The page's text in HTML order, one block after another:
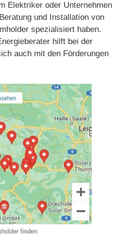
Elektriker oder Unternehmen
und Installation von
spezialisiert haben.
hilft bei der
auch mit den Förderungen
finden